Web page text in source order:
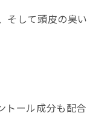
そして頭皮の臭
トール成分も配